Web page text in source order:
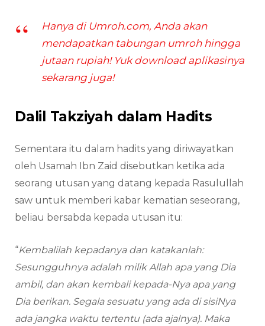
Hanya di Umroh.com, Anda akan
mendapatkan tabungan umroh hingga
jutaan rupiah! Yuk download aplikasinya
sekarang juga!
Dalil Takziyah dalam Hadits
Sementara itu dalam hadits yang diriwayatkan
oleh Usamah Ibn Zaid disebutkan ketika ada
seorang utusan yang datang kepada Rasulullah
saw untuk memberi kabar kematian seseorang,
beliau bersabda kepada utusan itu:
“Kembalilah kepadanya dan katakanlah:
Sesungguhnya adalah milik Allah apa yang Dia
ambil, dan akan kembali kepada-Nya apa yang
Dia berikan. Segala sesuatu yang ada di sisiNya
ada jangka waktu tertentu (ada ajalnya). Maka